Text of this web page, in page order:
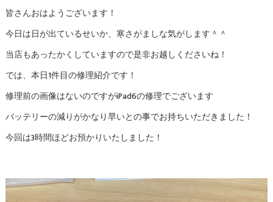
皆さんおはようございます！
今日は日が出ているせいか、寒さがましな気がします＾＾
当店もあったかくしていますので是非お越しくださいね！
では、本日1件目の修理紹介です！
修理前の画像はないのですがiPad6の修理でございます
バッテリーの減りがかなり早いとの事でお持ちいただきました！
今回は3時間ほどお預かりいたしました！